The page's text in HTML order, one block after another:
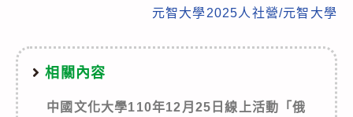
元智大學2025人社營/元智大學
相關內容
中國文化大學110年12月25日線上活動「俄